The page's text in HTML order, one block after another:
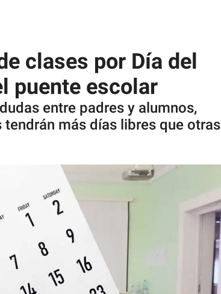
clases por Día del
puente escolar
entre padres y alumnos,
más días libres que otras